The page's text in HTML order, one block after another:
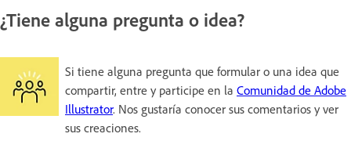
¿Tiene alguna pregunta o idea?
Si tiene alguna pregunta que formular o una idea que
compartir, entre y participe en la Comunidad de Adobe
Illustrator. Nos gustaría conocer sus comentarios y ver
sus creaciones.